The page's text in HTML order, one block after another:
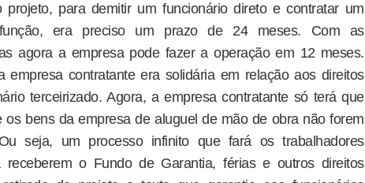
projeto, para demitir um funcionário direto e contratar um
era preciso um prazo de 24 meses. Com as
agora a empresa pode fazer a operação em 12 meses.
empresa contratante era solidária em relação aos direitos
terceirizado. Agora, a empresa contratante só terá que
os bens da empresa de aluguel de mão de obra não forem
seja, um processo infinito que fará os trabalhadores
receberem o Fundo de Garantia, férias e outros direitos